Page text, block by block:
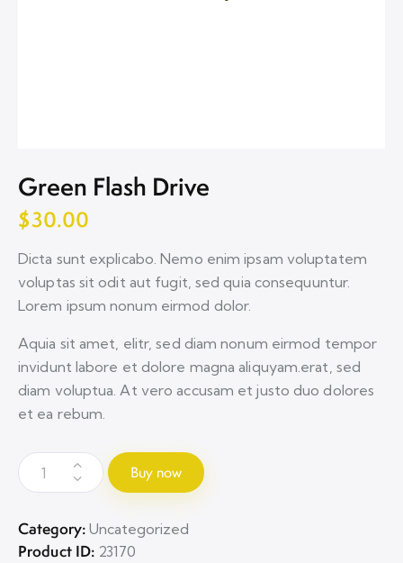
Green Flash Drive
$30.00
Dicta sunt explicabo. Nemo enim ipsam voluptatem
voluptas sit odit aut fugit, sed quia consequuntur.
Lorem ipsum nonum eirmod dolor.
Aquia sit amet, elitr, sed diam nonum eirmod tempor
invidunt labore et dolore magna aliquyam.erat, sed
diam voluptua. At vero accusam et justo duo dolores
et ea rebum.
Buy now
Category: Uncategorized
Product ID: 23170